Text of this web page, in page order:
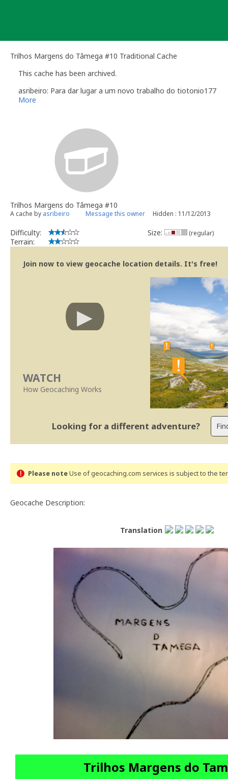
Trilhos Margens do Tâmega #10 Traditional Cache
This cache has been archived.
asribeiro: Para dar lugar a um novo trabalho do tiotonio177
More
Trilhos Margens do Tâmega #10
A cache by asribeiro Message this owner Hidden : 11/12/2013
Difficulty:
Terrain:
Size: (regular)
Join now to view geocache location details. It's free!
WATCH
How Geocaching Works
Looking for a different adventure?
Please noteUse of geocaching.com services is subject to the
Geocache Description:
Translation
Trilhos Margens do